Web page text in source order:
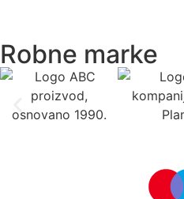
Robne marke